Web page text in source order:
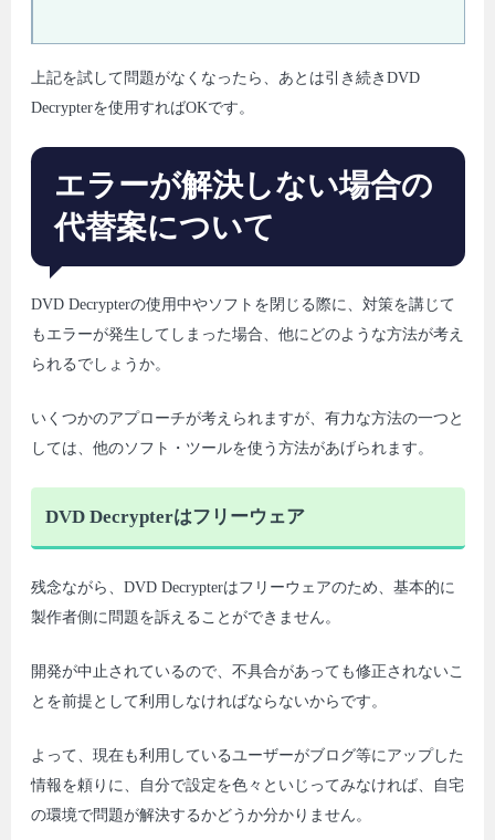
上記を試して問題がなくなったら、あとは引き続きDVD
Decrypterを使用すればOKです。
エラーが解決しない場合の
代替案について
DVD Decrypterの使用中やソフトを閉じる際に、対策を講じて
もエラーが発生してしまった場合、他にどのような方法が考え
られるでしょうか。
いくつかのアプローチが考えられますが、有力な方法の一つと
しては、他のソフト・ツールを使う方法があげられます。
DVD Decrypterはフリーウェア
残念ながら、DVD Decrypterはフリーウェアのため、基本的に
製作者側に問題を訴えることができません。
開発が中止されているので、不具合があっても修正されないこ
とを前提として利用しなければならないからです。
よって、現在も利用しているユーザーがブログ等にアップした
情報を頼りに、自分で設定を色々といじってみなければ、自宅
の環境で問題が解決するかどうか分かりません。